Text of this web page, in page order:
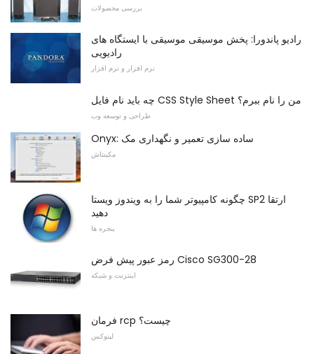
بررسی محصولات
رادیو پاندورا: پخش موسیقی موسیقی با ایستگاه های
رادیویی
نرم افزار و نرم افزار
چه باید نام فایل CSS Style Sheet من را نام ببرم؟
طراحی و توسعه وب
Onyx: ساده سازی تعمیر و نگهداری مک
مکینتاش
چگونه کامپیوتر شما را به ویندوز ویستا SP2 ارتقا
دهید
پنجره ها
رمز عبور پیش فرض Cisco SG300-28
اینترنت و شبکه
فرمان rcp چیست؟
لینوکس